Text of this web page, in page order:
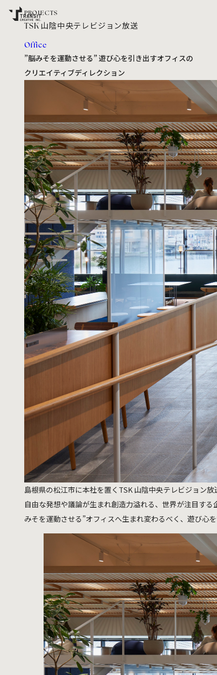
CONTACT
SITE POLICY
PRIVACY POLICY
TRANSIT CREATIVE MAIL MAGAZINE
FacebookInstagram
©TRANSIT CREATIVE INC.
PROJECTS
TSK 山陰中央テレビジョン放送
Office
”脳みそを運動させる” 遊び心を引き出すオフィスの
クリエイティブディレクション
島根県の松江市に本社を置くTSK 山陰中央テレビジョン放
自由な発想や議論が生まれ創造力溢れる、世界が注目す
みそを運動させる”オフィスへ生まれ変わるべく、遊び心